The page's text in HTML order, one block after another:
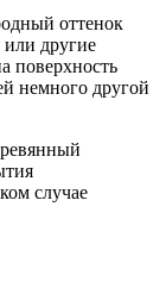
оттенок
или другие
поверхность
немного другой
случае